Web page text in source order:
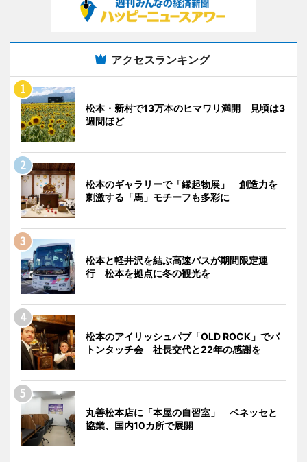
アクセスランキング
松本・新村で13万本のヒマワリ満開 見頃は3
週間ほど
松本のギャラリーで「縁起物展」 創造力を
刺激する「馬」モチーフも多彩に
松本と軽井沢を結ぶ高速バスが期間限定運
行 松本を拠点に冬の観光を
松本のアイリッシュパブ「OLD ROCK」でバ
トンタッチ会 社長交代と22年の感謝を
丸善松本店に「本屋の自習室」 ベネッセと
協業、国内10カ所で展開